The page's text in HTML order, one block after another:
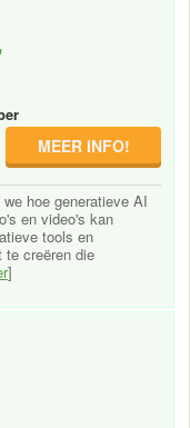
MEER INFO!
hoe generatieve AI
en video's kan
tools en
te creëren die
]